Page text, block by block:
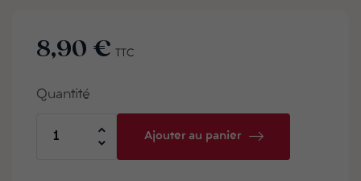
8,90 € TTC
Quantité
Ajouter au panier